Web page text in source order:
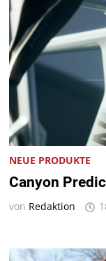
NEUE PRODUKTE
Canyon
von Redaktion